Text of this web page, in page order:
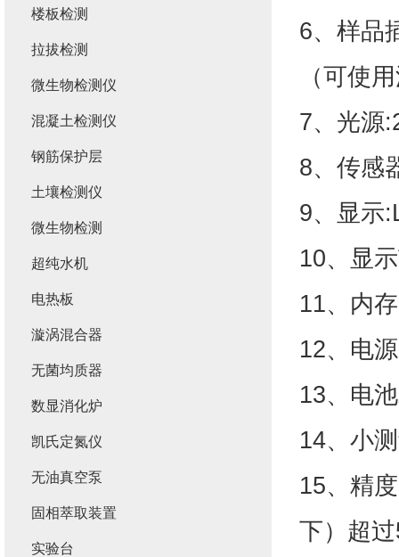
6、样品
（可使
7、光源
8、传感
9、显示
10、显
11、内
12、电
13、电
14、小
15、精
下）超
楼板检测
拉拔检测
微生物检测仪
混凝土检测仪
钢筋保护层
土壤检测仪
微生物检测
超纯水机
电热板
漩涡混合器
无菌均质器
数显消化炉
凯氏定氮仪
无油真空泵
固相萃取装置
实验台